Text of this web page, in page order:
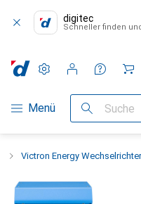
digitec
Schneller finden
Navigation nach Kategorien
Menü Suche
Einstellungen
Kundenkonto
Vergleichslisten
Merklisten
Warenkorb
Victron Energy